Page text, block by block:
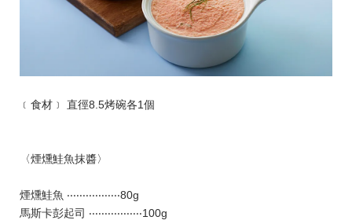
﹝食材﹞ 直徑8.5烤碗各1個
〈煙燻鮭魚抹醬〉
煙燻鮭魚 ‧‧‧‧‧‧‧‧‧‧‧‧‧‧‧‧‧80g
馬斯卡彭起司 ‧‧‧‧‧‧‧‧‧‧‧‧‧‧‧‧‧100g